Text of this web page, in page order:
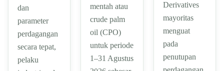
dan
parameter
perdagangan
secara tepat,
pelaku
mentah atau
crude palm
oil (CPO)
untuk periode
1–31 Agustus
Derivatives
mayoritas
menguat
pada
penutupan